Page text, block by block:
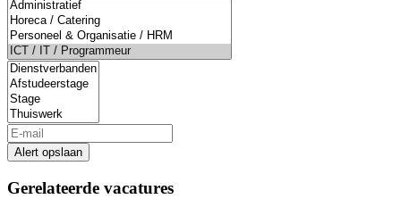
Alert opslaan
Gerelateerde vacatures